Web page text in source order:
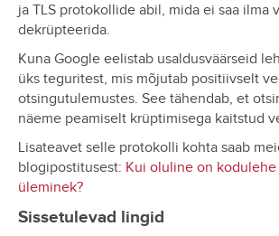
ja TLS protokollide abil, mida ei saa ilma
dekrüpteerida.
Kuna Google eelistab usaldusväärseid
üks teguritest, mis mõjutab positiivselt
otsingutulemustes. See tähendab, et
näeme peamiselt krüptimisega kaitstud
Lisateavet selle protokolli kohta saab
blogipostitusest: Kui oluline on kodulehe
üleminek?
Sissetulevad lingid